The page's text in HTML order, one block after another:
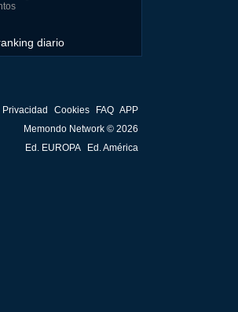
diario
Privacidad Cookies FAQ APP
Memondo Network © 2026
Ed. EUROPA
Ed. América